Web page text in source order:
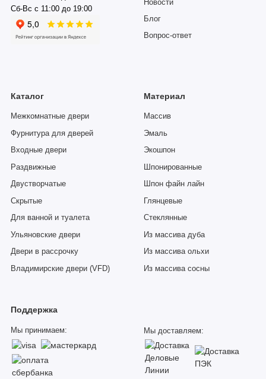
Сб-Вс с 11:00 до 19:00
Новости
Блог
Вопрос-ответ
Каталог
Межкомнатные двери
Фурнитура для дверей
Входные двери
Раздвижные
Двустворчатые
Скрытые
Для ванной и туалета
Ульяновские двери
Двери в рассрочку
Владимирские двери (VFD)
Материал
Массив
Эмаль
Экошпон
Шпонированные
Шпон файн лайн
Глянцевые
Стеклянные
Из массива дуба
Из массива ольхи
Из массива сосны
Поддержка
Мы принимаем: Мы доставляем: